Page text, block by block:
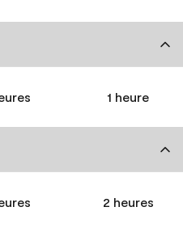
1 heure
2 heures